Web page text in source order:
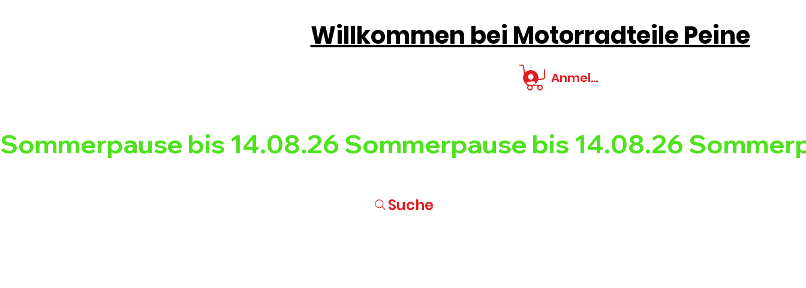
Willkommen bei Motorradteile Peine
Anmelden
Sommerpause bis 14.08.26
Suche